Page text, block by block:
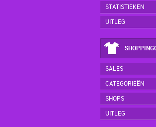
STATISTIEKEN
UITLEG
SALES
CATEGORIEËN
SHOPS
UITLEG